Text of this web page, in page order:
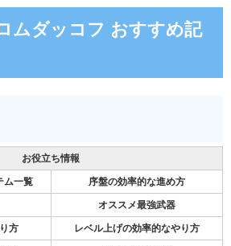
ムダッコフ おすすめ記
お役立ち情報
ム一覧 序盤の効率的な進め方
オススメ最強武器
方 レベル上げの効率的なやり方